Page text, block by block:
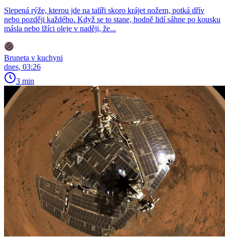
Slepená rýže, kterou jde na talíři skoro krájet nožem, potká dřív
nebo později každého. Když se to stane, hodně lidí sáhne po kousku
másla nebo lžíci oleje v naději, že...
Bruneta v kuchyni
dnes, 03:26
3 min